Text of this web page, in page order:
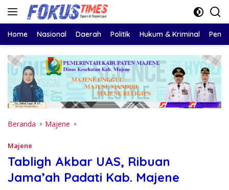
Langsung
Home Nasional Daerah Politik Hukum & Kriminal
Beranda Majene
Majene
Tabligh Akbar UAS, Ribuan
Jama’ah Padati Kab. Majene